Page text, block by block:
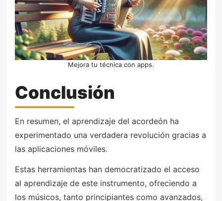
Mejora tu técnica con apps.
Conclusión
En resumen, el aprendizaje del acordeón ha
experimentado una verdadera revolución gracias a
las aplicaciones móviles.
Estas herramientas han democratizado el acceso
al aprendizaje de este instrumento, ofreciendo a
los músicos, tanto principiantes como avanzados,